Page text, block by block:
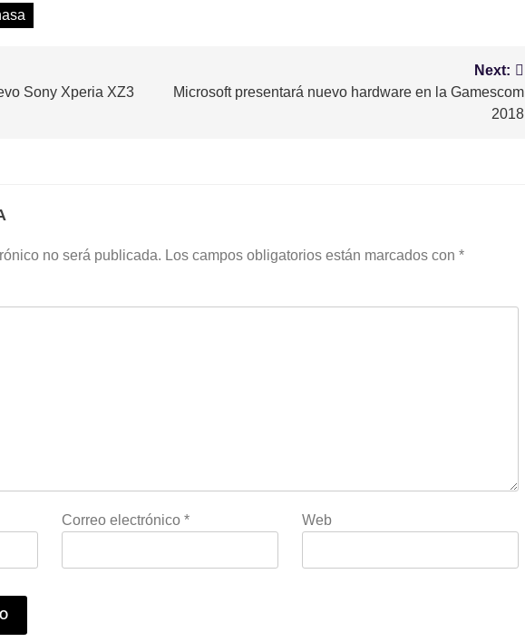
Sony Xperia XZ3
Next:
Microsoft presentará nuevo hardware en la Gamescom
2018
no será publicada. Los campos obligatorios están marcados con *
Correo electrónico* Web